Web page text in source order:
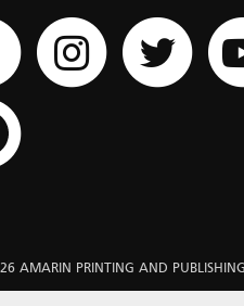
AMARIN PRINTING AND